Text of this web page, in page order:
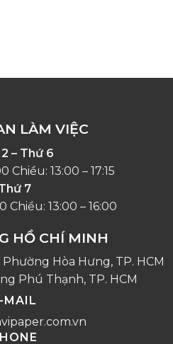
LÀM VIỆC
– Thứ 6
Chiều: 13:00 – 17:15
7
Chiều: 13:00 – 16:00
HỒ CHÍ MINH
Hòa Hưng, TP. HCM
Phú Thạnh, TP. HCM
MAIL